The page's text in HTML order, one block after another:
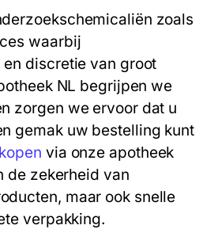
zoals
waarbij
discretie van groot
NL begrijpen we
zorgen we ervoor dat u
gemak uw bestelling kunt
via onze apotheek
de zekerheid van
maar ook snelle
verpakking.